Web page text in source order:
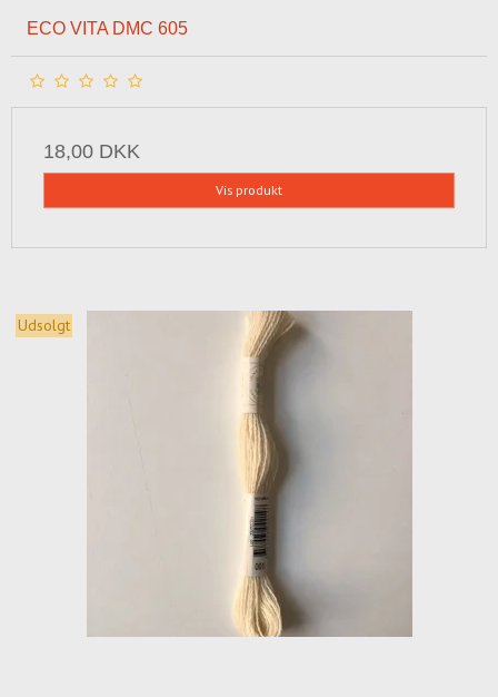
ECO VITA DMC 605
18,00 DKK
Vis produkt
Udsolgt